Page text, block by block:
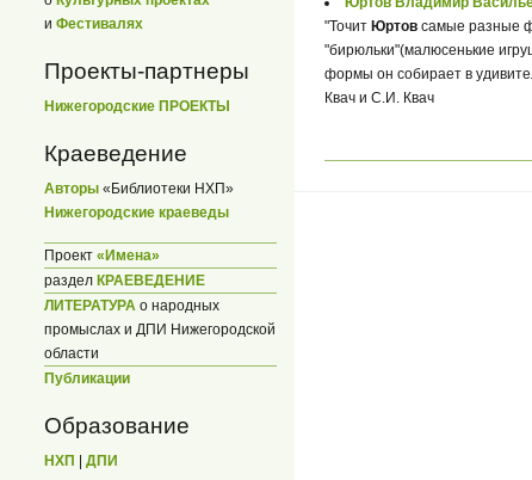
и Фестивалях
Проекты-партнеры
Нижегородские ПРОЕКТЫ
Краеведение
Авторы «Библиотеки НХП»
Нижегородские краеведы
Проект «Имена»
раздел КРАЕВЕДЕНИЕ
ЛИТЕРАТУРА о народных
промыслах и ДПИ Нижегородской
области
Публикации
Образование
НХП | ДПИ
"Точит Юртов самые разные
"бирюльки"(малюсенькие
формы он собирает в
Квач и С.И. Квач